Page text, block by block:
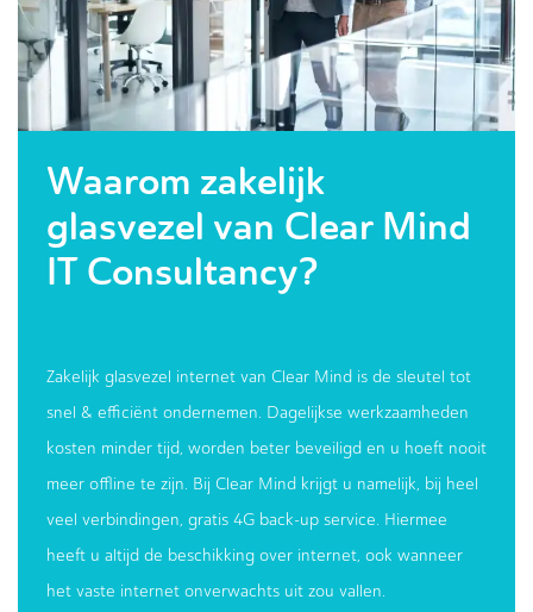
Waarom zakelijk
glasvezel van Clear Mind
IT Consultancy?
Zakelijk glasvezel internet van Clear Mind is de sleutel tot
snel & efficiënt ondernemen. Dagelijkse werkzaamheden
kosten minder tijd, worden beter beveiligd en u hoeft nooit
meer offline te zijn. Bij Clear Mind krijgt u namelijk, bij heel
veel verbindingen, gratis 4G back-up service. Hiermee
heeft u altijd de beschikking over internet, ook wanneer
het vaste internet onverwachts uit zou vallen.